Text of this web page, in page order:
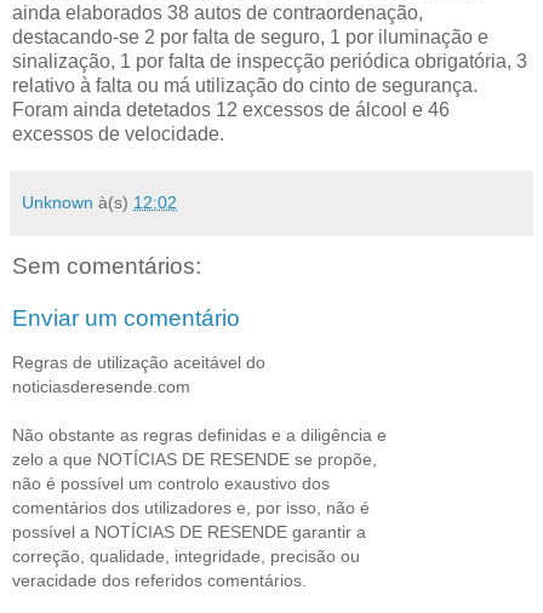
ainda elaborados 38 autos de contraordenação,
destacando-se 2 por falta de seguro, 1 por iluminação e
sinalização, 1 por falta de inspecção periódica obrigatória, 3
relativo à falta ou má utilização do cinto de segurança.
Foram ainda detetados 12 excessos de álcool e 46
excessos de velocidade.
Unknown à(s) 12:02
Sem comentários:
Enviar um comentário
Regras de utilização aceitável do
noticiasderesende.com
Não obstante as regras definidas e a diligência e
zelo a que NOTÍCIAS DE RESENDE se propõe,
não é possível um controlo exaustivo dos
comentários dos utilizadores e, por isso, não é
possível a NOTÍCIAS DE RESENDE garantir a
correção, qualidade, integridade, precisão ou
veracidade dos referidos comentários.